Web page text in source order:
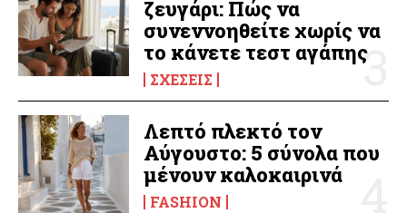
ζευγάρι: Πώς να
συνεννοηθείτε χωρίς να
το κάνετε τεστ αγάπης
ΣΧΈΣΕΙΣ
Λεπτό πλεκτό τον
Αύγουστο: 5 σύνολα που
μένουν καλοκαιρινά
FASHION